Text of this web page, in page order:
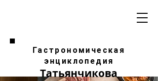
Гастрономическая
энциклопедия
Татьянчикова